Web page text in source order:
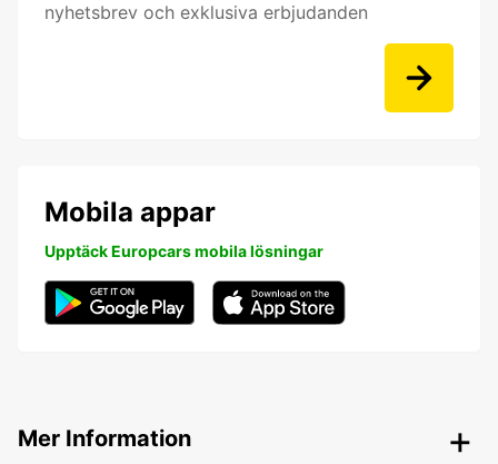
nyhetsbrev och exklusiva erbjudanden
Mobila appar
Upptäck Europcars mobila lösningar
Mer Information